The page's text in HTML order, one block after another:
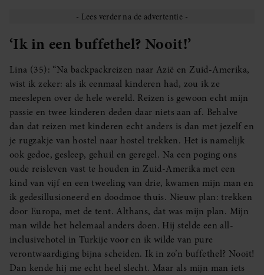
‘Ik in een buffethel? Nooit!’
Lina (35): “Na backpackreizen naar Azië en Zuid-Amerika,
wist ik zeker: als ik eenmaal kinderen had, zou ik ze
meeslepen over de hele wereld. Reizen is gewoon echt mijn
passie en twee kinderen deden daar niets aan af. Behalve
dan dat reizen met kinderen echt anders is dan met jezelf en
je rugzakje van hostel naar hostel trekken. Het is namelijk
ook gedoe, gesleep, gehuil en geregel. Na een poging ons
oude reisleven vast te houden in Zuid-Amerika met een
kind van vijf en een tweeling van drie, kwamen mijn man en
ik gedesillusioneerd en doodmoe thuis. Nieuw plan: trekken
door Europa, met de tent. Althans, dat was mijn plan. Mijn
man wilde het helemaal anders doen. Hij stelde een all-
inclusivehotel in Turkije voor en ik wilde van pure
verontwaardiging bijna scheiden. Ik in zo’n buffethel? Nooit!
Dan kende hij me echt heel slecht. Maar als mijn man iets